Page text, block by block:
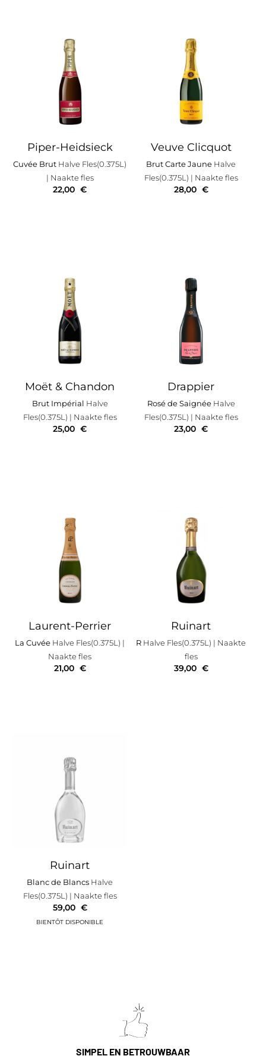
Piper-Heidsieck
Cuvée Brut Halve Fles(0.375L)
| Naakte fles
22,00 €
Veuve Clicquot
Brut Carte Jaune Halve
Fles(0.375L) | Naakte fles
28,00 €
Moët & Chandon
Brut Impérial Halve
Fles(0.375L) | Naakte fles
25,00 €
Drappier
Rosé de Saignée Halve
Fles(0.375L) | Naakte fles
23,00 €
Laurent-Perrier
La Cuvée Halve Fles(0.375L) |
Naakte fles
21,00 €
Ruinart
R Halve Fles(0.375L) | Naakte
fles
39,00 €
Ruinart
Blanc de Blancs Halve
Fles(0.375L) | Naakte fles
59,00 €
SIMPEL EN BETROUWBAAR